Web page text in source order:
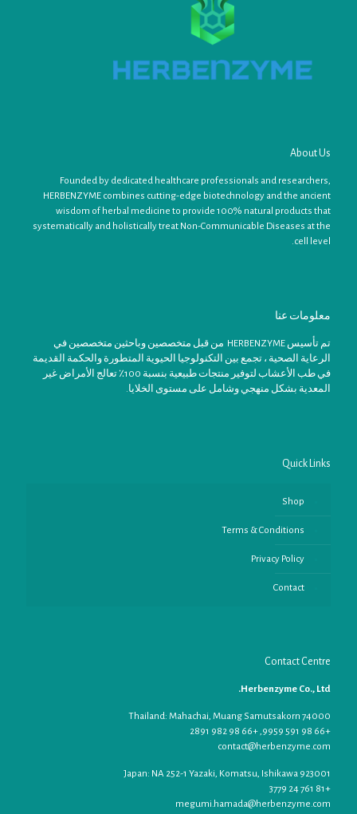
About Us
Founded by dedicated healthcare professionals and researchers,
HERBENZYME combines cutting-edge biotechnology and the ancient
wisdom of herbal medicine to provide 100% natural products that
systematically and holistically treat Non-Communicable Diseases at the
cell level.
معلومات عنا
تم تأسيس HERBENZYME من قبل متخصصين وباحثين متخصصين في
الرعاية الصحية ، تجمع بين التكنولوجيا الحيوية المتطورة والحكمة القديمة
في طب الأعشاب لتوفير منتجات طبيعية بنسبة 100٪ تعالج الأمراض غير
المعدية بشكل منهجي وشامل على مستوى الخلايا.
Quick Links
Shop
Terms & Conditions
Privacy Policy
Contact
Contact Centre
Herbenzyme Co., Ltd.
Thailand: Mahachai, Muang Samutsakorn 74000
+66 98 591 9959, +66 98 982 2891
contact@herbenzyme.com
Japan: NA 252-1 Yazaki, Komatsu, Ishikawa 923001
+81 761 24 3779
megumi.hamada@herbenzyme.com